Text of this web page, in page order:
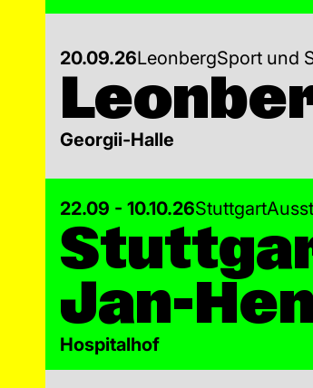
20.09.26LeonbergSport und
Georgii-Halle
22.09 - 10.10.26Stuttgart
Jan-
Hospitalhof